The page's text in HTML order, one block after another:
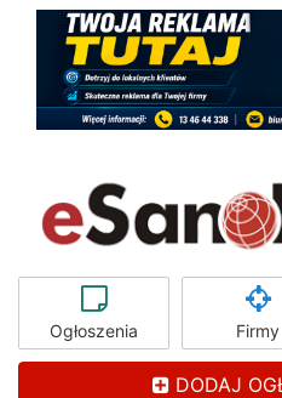
Ogłoszenia Firmy
DODAJ